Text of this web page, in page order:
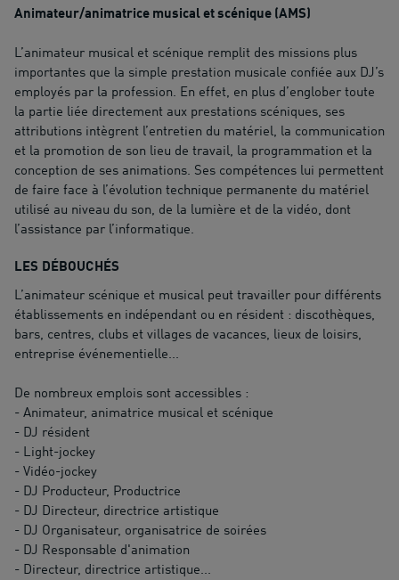
Animateur/animatrice musical et scénique (AMS)
L’animateur musical et scénique remplit des missions plus
importantes que la simple prestation musicale confiée aux DJ’s
employés par la profession. En effet, en plus d’englober toute
la partie liée directement aux prestations scéniques, ses
attributions intègrent l’entretien du matériel, la communication
et la promotion de son lieu de travail, la programmation et la
conception de ses animations. Ses compétences lui permettent
de faire face à l’évolution technique permanente du matériel
utilisé au niveau du son, de la lumière et de la vidéo, dont
l’assistance par l’informatique.
LES DÉBOUCHÉS
L’animateur scénique et musical peut travailler pour différents
établissements en indépendant ou en résident : discothèques,
bars, centres, clubs et villages de vacances, lieux de loisirs,
entreprise événementielle...
De nombreux emplois sont accessibles :
- Animateur, animatrice musical et scénique
- DJ résident
- Light-jockey
- Vidéo-jockey
- DJ Producteur, Productrice
- DJ Directeur, directrice artistique
- DJ Organisateur, organisatrice de soirées
- DJ Responsable d'animation
- Directeur, directrice artistique...